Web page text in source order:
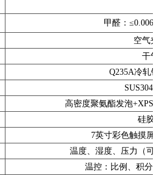
甲醛：≤0.006;
空气夹
干气
Q235A冷轧
SUS304
高密度聚氨酯发泡+XPS
硅胶
7英寸彩色触摸屏
温度、湿度、压力（可
温控：比例、积分